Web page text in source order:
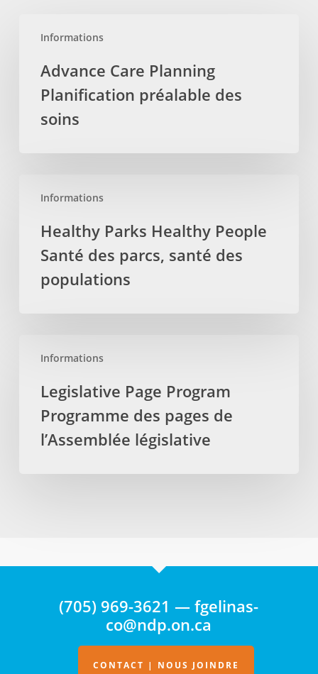
Informations
Planification
préalable
Advance Care Planning
Planification préalable des
soins
Informations
Parks
People
Santé
Healthy Parks Healthy People
Santé des parcs, santé des
populations
Informations
Programme
pages
l’Assemblée
Legislative Page Program
Programme des pages de
l’Assemblée législative
(705) 969-3621 — fgelinas-
co@ndp.on.ca
CONTACT | NOUS JOINDRE